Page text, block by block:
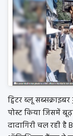
ट्विटर ब्लू सब्सक्राइबर
पोस्ट किया जिसमें
दादागिरी चल रही है